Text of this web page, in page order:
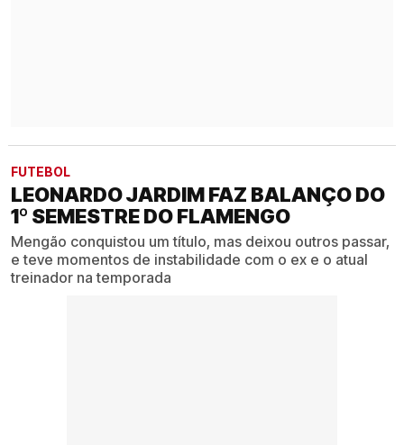
FUTEBOL
LEONARDO JARDIM FAZ BALANÇO DO
1º SEMESTRE DO FLAMENGO
Mengão conquistou um título, mas deixou outros passar,
e teve momentos de instabilidade com o ex e o atual
treinador na temporada